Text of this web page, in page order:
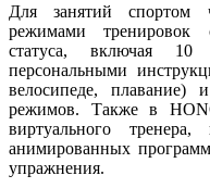
Для занятий спортом
режимами тренировок
статуса, включая 10
персональными
велосипеде, плавание)
режимов. Также в
виртуального тренера,
анимированных
упражнения.